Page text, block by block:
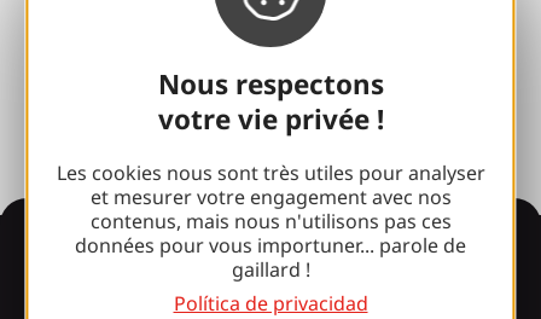
Nous respectons
votre vie privée !
Les cookies nous sont très utiles pour analyser
et mesurer votre engagement avec nos
contenus, mais nous n'utilisons pas ces
données pour vous importuner... parole de
gaillard !
Política de privacidad
Sala de prensa
Información